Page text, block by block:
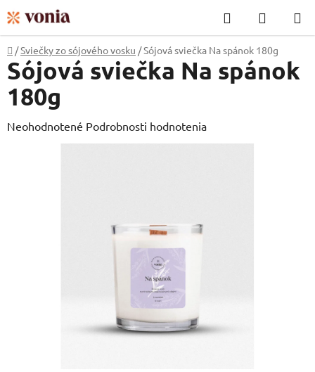
na
obsah
Hľadať
KOŠÍK
Domov
/Sviečky zo sójového vosku /Sójová sviečka Na spánok 180g
Sójová sviečka Na spánok
180g
Priemerné
hodnotenie
Neohodnotené Podrobnosti hodnotenia